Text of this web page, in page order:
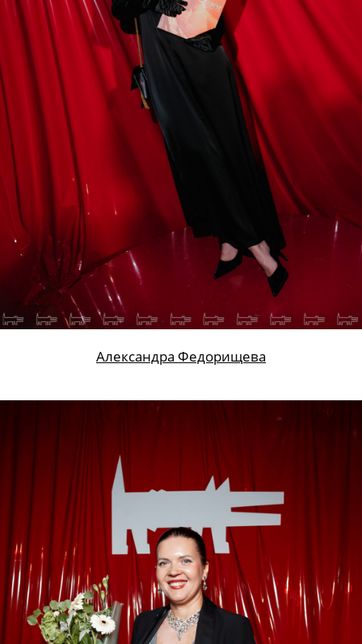
Александра Федорищева